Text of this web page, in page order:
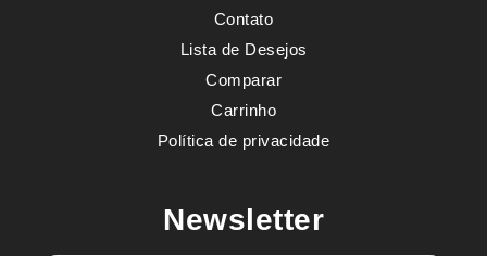
Contato
Lista de Desejos
Comparar
Carrinho
Política de privacidade
Newsletter